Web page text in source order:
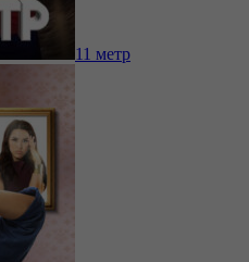
11 метр